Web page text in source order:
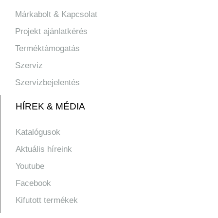
Márkabolt & Kapcsolat
Projekt ajánlatkérés
Terméktámogatás
Szerviz
Szervizbejelentés
HÍREK & MÉDIA
Katalógusok
Aktuális híreink
Youtube
Facebook
Kifutott termékek